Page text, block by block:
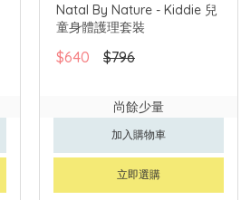
Natal By Nature - Kiddie 兒
童身體護理套裝
$640 $796
尚餘少量
加入購物車
立即選購